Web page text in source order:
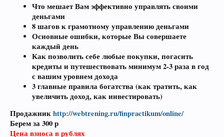
Что мешает Вам эффективно управлять своими
деньгами
8 шагов к грамотному управлению деньгами
Основные ошибки, которые Вы совершаете
каждый день
Как позволить себе любые покупки, погасить
кредиты и путешествовать минимум 2-3 раза в год
с вашим уровнем дохода
3 главные правила богатства (как тратить, как
увеличить доход, как инвестировать)
Продажникhttp://webtrening.ru/finpractikum/online/
Берем за 300 р
Цена взноса в рублях